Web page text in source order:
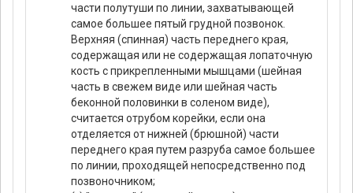
части полутуши по линии, захватывающей
самое большее пятый грудной позвонок.
Верхняя (спинная) часть переднего края,
содержащая или не содержащая лопаточную
кость с прикрепленными мышцами (шейная
часть в свежем виде или шейная часть
беконной половинки в соленом виде),
считается отрубом корейки, если она
отделяется от нижней (брюшной) части
переднего края путем разруба самое большее
по линии, проходящей непосредственно под
позвоночником;